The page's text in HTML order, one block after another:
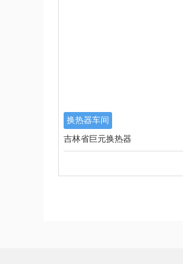
换热器车间
吉林省巨元换热器